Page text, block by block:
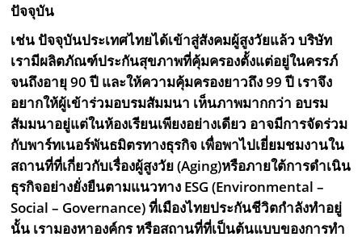
ปัจจุบัน
เช่นปัจจุบันประเทศไทยได้เข้าสู่สังคมผู้สูงวัยแล้ว บริษัท
เรามีผลิตภัณฑ์ประกันสุขภาพที่คุ้มครองตั้งแต่อยู่ในครรภ์
จนถึงอายุ90 ปี และให้ความคุ้มครองยาวถึง 99 ปี เราจึง
อยากให้ผู้เข้าร่วมอบรมสัมมนา เห็นภาพมากกว่า อบรม
สัมมนาอยู่แต่ในห้องเรียนเพียงอย่างเดียว อาจมีการจัดร่วม
กับพาร์ทเนอร์พันธมิตรทางธุรกิจ เพื่อพาไปเยี่ยมชมงานใน
สถานที่ที่เกี่ยวกับเรื่องผู้สูงวัย (Aging)หรือภายใต้การดำเนิน
ธุรกิจอย่างยั่งยืนตามแนวทาง ESG (Environmental –
Social – Governance) ที่เมืองไทยประกันชีวิตกำลังทำอยู่
นั้น เรามองหาองค์กร หรือสถานที่ที่เป็นต้นแบบของการทำ